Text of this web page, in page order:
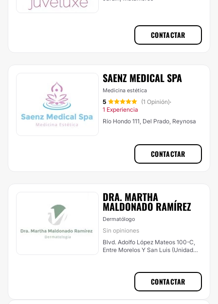
CONTACTAR
SAENZ MEDICAL SPA
Medicina estética
5 (1 Opinión)·
1 Experiencia
Río Hondo 111, Del Prado, Reynosa
CONTACTAR
DRA. MARTHA
MALDONADO RAMÍREZ
Dermatólogo
Sin opiniones
Blvd. Adolfo López Mateos 100-C,
Entre Morelos Y San Luis (Unidad
CONTACTAR